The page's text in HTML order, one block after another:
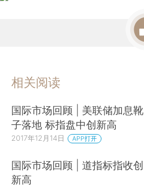
相关阅读
国际市场回顾 | 美联储加息靴
子落地 标指盘中创新高
2017年12月14日 APP打开
国际市场回顾 | 道指标指收创
新高